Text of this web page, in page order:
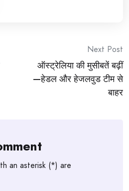
Next Post
ऑस्ट्रेलिया की मुसीबतें बढ़ीं
—हेडल और हेजलवुड टीम से
बाहर
an asterisk (*) are